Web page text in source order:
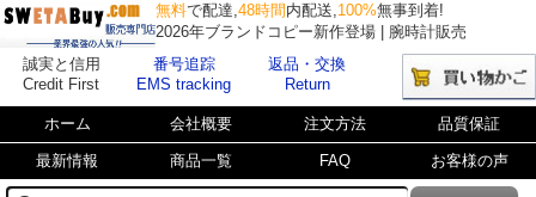
無料で配達,48時間 内配送,100%無事到着!
2026年ブランドコピー新作登場 | 腕時計販売
誠実と信用
Credit First
番号追踪
EMS tracking
返品・交換
Return
ホーム 会社概要 注文方法 品質保証
最新情報 商品一覧 FAQ お客様の声